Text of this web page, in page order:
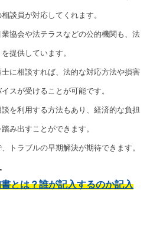
談員が対応してくれます。
協会や法テラスなどの公的機関も、法
提供しています。
に相談すれば、法的な対応方法や損害
スが受けることが可能です。
を利用する方法もあり、経済的な負担
み出すことができます。
トラブルの早期解決が期待できます。
とは？誰が記入するのか記入